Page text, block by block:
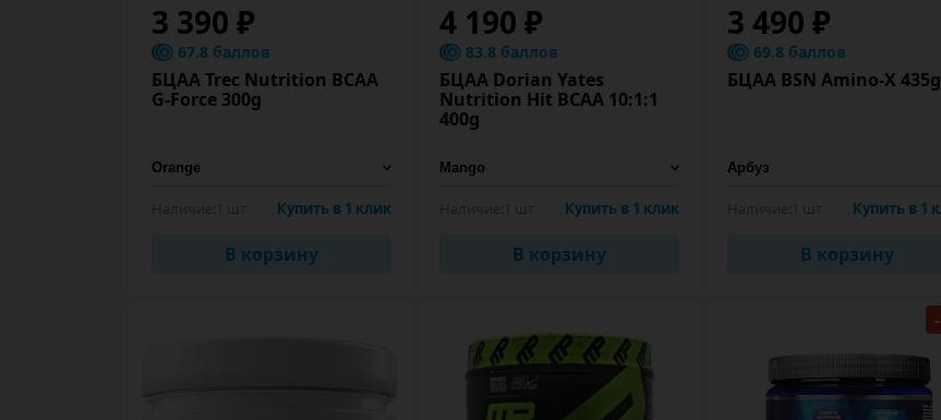
3 390 ₽
67.8 баллов
БЦАА Trec Nutrition BCAA
G-Force 300g
Купить в 1 клик
В корзину
4 190 ₽
83.8 баллов
БЦАА Dorian Yates
Nutrition Hit BCAA 10:1:1
400g
Купить в 1 клик
В корзину
3 490 ₽
69.8 баллов
БЦАА BSN Amino-X 435g
Купить в 1
В корзину